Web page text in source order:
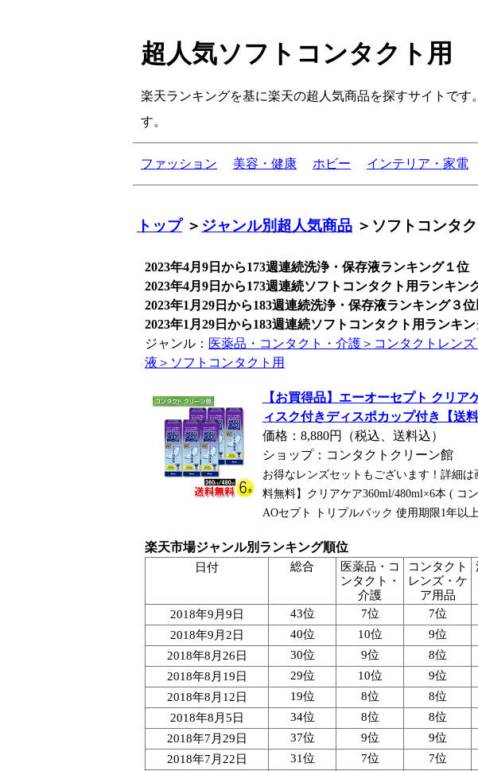
超人気ソフトコンタクト用
楽天ランキングを基に楽天の超人気商品を探すサイトで
す。
ファッション 美容・健康 ホビー インテリア・家電
トップ＞ ジャンル別超人気商品 ＞ソフトコンタ
2023年4月9日から173週連続洗浄・保存液ランキング１位
2023年4月9日から173週連続ソフトコンタクト用ランキン
2023年1月29日から183週連続洗浄・保存液ランキング３位
2023年1月29日から183週連続ソフトコンタクト用ランキ
ジャンル： 医薬品・コンタクト・介護＞コンタクトレン
液＞ソフトコンタクト用
【お買得品】エーオーセプト クリア
ィスク付きディスポカップ付き【送
価格：8,880円（税込、送料込）
ショップ：コンタクトクリーン館
お得なレンズセットもございます！詳細
料無料】クリアケア360ml/480ml×6本 ( コ
AOセプト トリプルパック 使用期限1年以
楽天市場ジャンル別ランキング順位
日付
総合
医薬品・コ
ンタクト・
介護
コンタクト
レンズ・ケ
ア用品
2018年9月9日 43位 7位 7位
2018年9月2日
40位 10位 9位
2018年8月26日
30位 9位 8位
2018年8月19日
29位 10位 9位
2018年8月12日
19位 8位 8位
2018年8月5日
34位 8位 8位
2018年7月29日
37位 9位 9位
2018年7月22日
31位 7位 7位